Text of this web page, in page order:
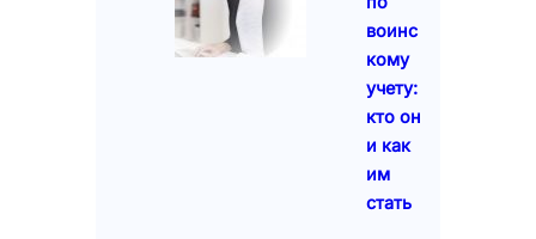
воинс
кому
учету:
кто он
и как
им
стать